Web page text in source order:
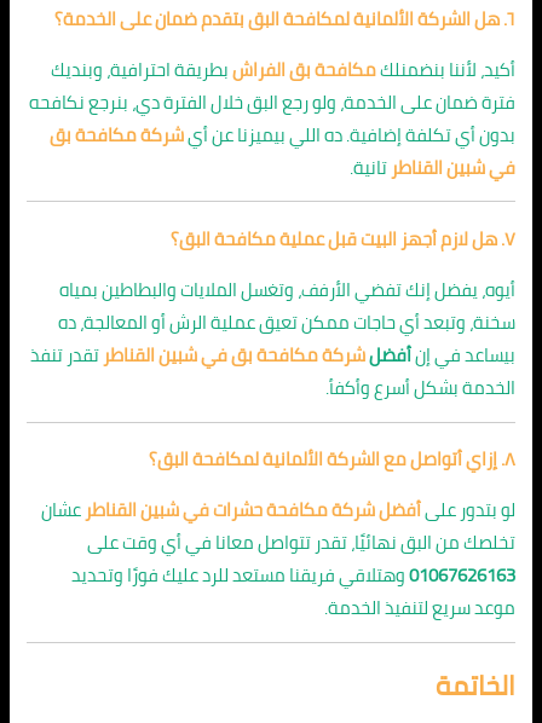
٦. هل الشركة الألمانية لمكافحة البق بتقدم ضمان على الخدمة؟
أكيد، لأننا بنضمنلكمكافحة بق الفراشبطريقة احترافية، وبنديك
فترة ضمان على الخدمة، ولو رجع البق خلال الفترة دي، بنرجع نكافحه
بدون أي تكلفة إضافية. ده اللي بيميزنا عن أيشركة مكافحة بق
في شبين القناطرتانية.
٧. هل لازم أجهز البيت قبل عملية مكافحة البق؟
أيوه، يفضل إنك تفضي الأرفف، وتغسل الملايات والبطاطين بمياه
سخنة، وتبعد أي حاجات ممكن تعيق عملية الرش أو المعالجة، ده
بيساعد في إنأفضلشركة مكافحة بق في شبين القناطر تقدر تنفذ
الخدمة بشكل أسرع وأكفأ.
٨. إزاي أتواصل مع الشركة الألمانية لمكافحة البق؟
لو بتدور علىأفضل شركة مكافحة حشرات في شبين القناطرعشان
تخلصك من البق نهائيًا، تقدر تتواصل معانا في أي وقت على
01067626163وهتلاقي فريقنا مستعد للرد عليك فورًا وتحديد
موعد سريع لتنفيذ الخدمة.
الخاتمة